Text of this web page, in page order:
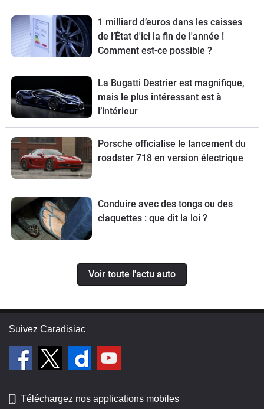
1 milliard d’euros dans les caisses
de l’État d'ici la fin de l'année !
Comment est-ce possible ?
La Bugatti Destrier est magnifique,
mais le plus intéressant est à
l’intérieur
Porsche officialise le lancement du
roadster 718 en version électrique
Conduire avec des tongs ou des
claquettes : que dit la loi ?
Voir toute l'actu auto
Suivez Caradisiac
Téléchargez nos applications mobiles